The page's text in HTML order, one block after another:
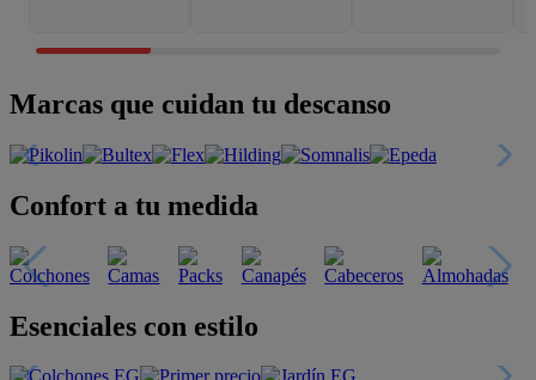
Marcas que cuidan tu descanso
Confort a tu medida
Esenciales con estilo